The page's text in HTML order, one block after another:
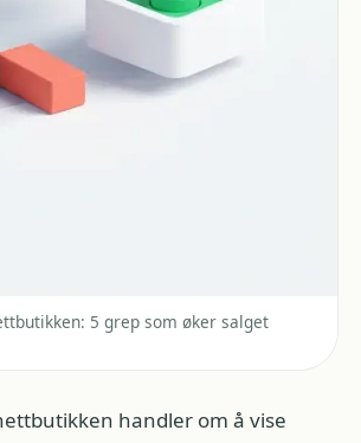
5 grep som øker salget
handler om å vise